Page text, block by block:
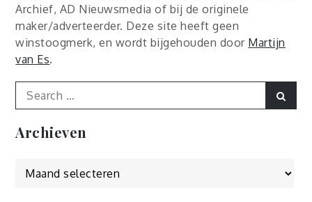
Archief, AD Nieuwsmedia of bij de originele
maker/adverteerder. Deze site heeft geen
winstoogmerk, en wordt bijgehouden door Martijn
van Es.
Search
for:
Archieven